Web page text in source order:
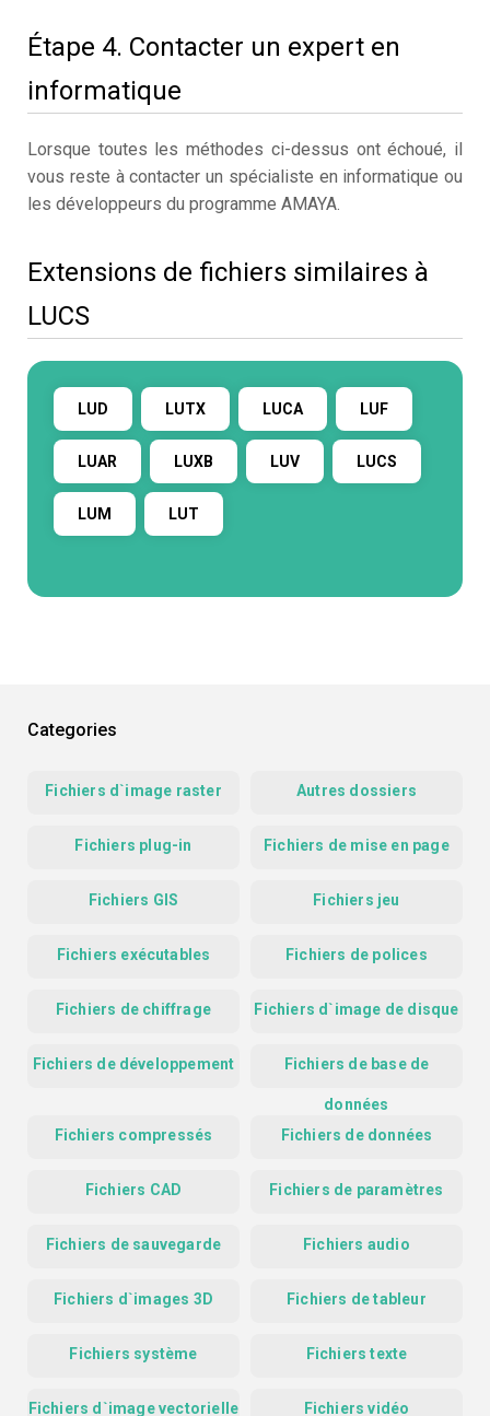
Étape 4. Contacter un expert en
informatique
Lorsque toutes les méthodes ci-dessus ont échoué, il
vous reste à contacter un spécialiste en informatique ou
les développeurs du programme AMAYA.
Extensions de fichiers similaires à
LUCS
LUD LUTX LUCA LUF
LUAR LUXB LUV LUCS
LUM LUT
Categories
Fichiers d`image raster Autres dossiers
Fichiers plug-in Fichiers de mise en page
Fichiers GIS Fichiers jeu
Fichiers exécutables Fichiers de polices
Fichiers de chiffrage Fichiers d`image de disque
Fichiers de développement Fichiers de base de
données
Fichiers compressés
Fichiers de données
Fichiers CAD Fichiers de paramètres
Fichiers de sauvegarde Fichiers audio
Fichiers d`images 3D Fichiers de tableur
Fichiers système Fichiers texte
Fichiers d`image vectorielle Fichiers vidéo